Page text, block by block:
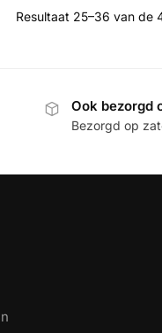
Resultaat 25–36 van de
Ook bezorgd
Bezorgd op